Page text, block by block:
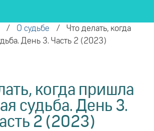
/ О судьбе / Что делать, когда
День 3. Часть 2 (2023)
когда пришла
судьба. День 3.
2 (2023)